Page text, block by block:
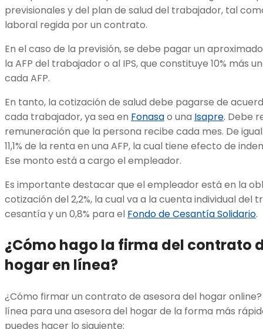
previsionales y del plan de salud del trabajador, tal
laboral regida por un contrato.
En el caso de la previsión, se debe pagar un
la AFP del trabajador o al IPS, que constituye 10% más
cada AFP.
En tanto, la cotización de salud debe pagarse de
cada trabajador, ya sea en Fonasao una Isapre. Debe
remuneración que la persona recibe cada mes. De
11,1% de la renta en una AFP, la cual tiene efecto de
Ese monto está a cargo el empleador.
Es importante destacar que el empleador está en la
cotización del 2,2%, la cual va a la cuenta individual del
cesantía y un 0,8% para el Fondo de Cesantía Solidario.
¿Cómo hago la firma del contrato
hogar en línea?
¿Cómo firmar un contrato de asesora del hogar
línea para una asesora del hogar de la forma más
puedes hacer lo siguiente: